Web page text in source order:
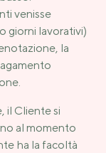
venisse
giorni lavorativi)
la
il Cliente si
al momento
ha la facoltà